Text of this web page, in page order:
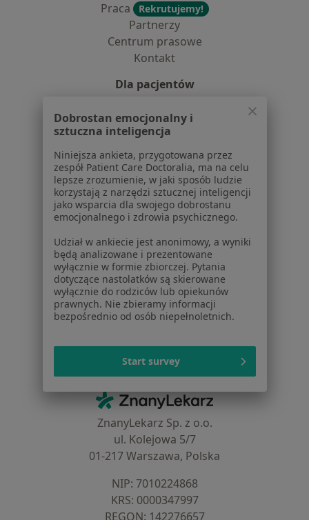
Praca
Rekrutujemy!
Partnerzy
Centrum prasowe
Kontakt
Dla pacjentów
Lekarze
Placówki medyczne
Usługi i zabiegi
Choroby
Pomoc
Aplikacje mobilne
Blog dla pacjentów
Dla profesjonalistów
Cennik
Dla lekarzy
Dla placówek medycznych
Baza wiedzy
Centrum Pomocy dla Specjalisty
Kontakt ZnanyLekarz - Strona główna
ZnanyLekarz Sp. z o.o.
ul. Kolejowa 5/7
01-217 Warszawa, Polska
NIP: ⁠7010224868
KRS: ⁠0000347997
REGON: ⁠142276657
Dobrostan emocjonalny i
sztuczna inteligencja
Niniejsza ankieta, przygotowana przez
zespół Patient Care Doctoralia, ma na celu
lepsze zrozumienie, w jaki sposób ludzie
korzystają z narzędzi sztucznej inteligencji
jako wsparcia dla swojego dobrostanu
emocjonalnego i zdrowia psychicznego.
Udział w ankiecie jest anonimowy, a wyniki
będą analizowane i prezentowane
wyłącznie w formie zbiorczej. Pytania
dotyczące nastolatków są skierowane
wyłącznie do rodziców lub opiekunów
prawnych. Nie zbieramy informacji
bezpośrednio od osób niepełnoletnich.
Start survey